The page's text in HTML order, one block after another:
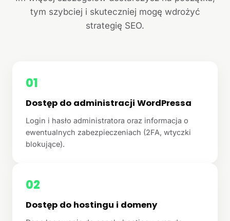
tym szybciej i skuteczniej mogę wdrożyć
strategię SEO.
01
Dostęp do administracji WordPressa
Login i hasło administratora oraz informacja o
ewentualnych zabezpieczeniach (2FA, wtyczki
blokujące).
02
Dostęp do hostingu i domeny